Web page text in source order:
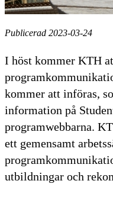
Publicerad 2023-03-24
I höst kommer KTH
kommer att införas,
information på
programwebbarna.
ett gemensamt
utbildningar och